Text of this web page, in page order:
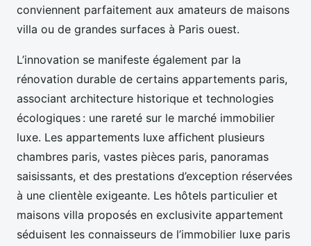
conviennent parfaitement aux amateurs de maisons
villa ou de grandes surfaces à Paris ouest.
L’innovation se manifeste également par la
rénovation durable de certains appartements paris,
associant architecture historique et technologies
écologiques : une rareté sur le marché immobilier
luxe. Les appartements luxe affichent plusieurs
chambres paris, vastes pièces paris, panoramas
saisissants, et des prestations d’exception réservées
à une clientèle exigeante. Les hôtels particulier et
maisons villa proposés en exclusivite appartement
séduisent les connaisseurs de l’immobilier luxe paris